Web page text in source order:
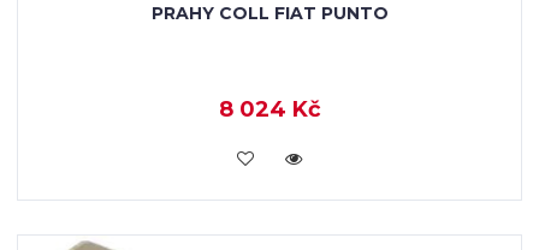
PRAHY COLL FIAT PUNTO
8 024 Kč
KOUPIT